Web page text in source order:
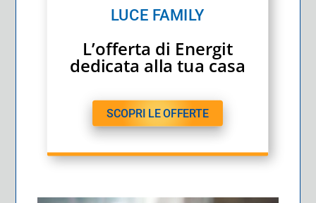
LUCE FAMILY
L’offerta di Energit
dedicata alla tua casa
SCOPRI LE OFFERTE